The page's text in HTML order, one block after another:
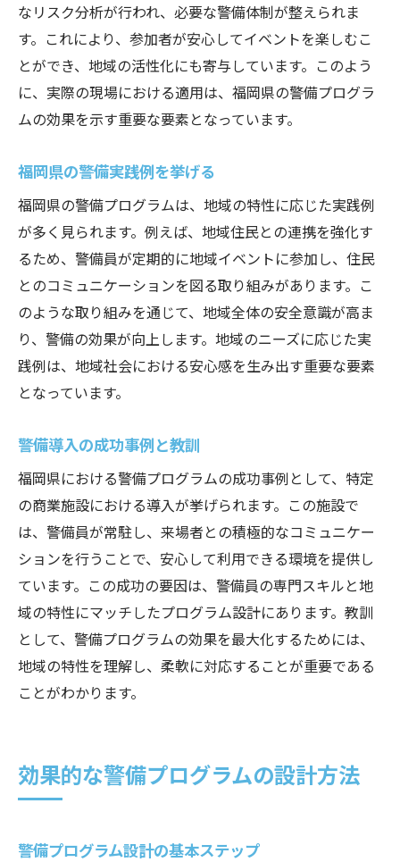
なリスク分析が行われ、必要な警備体制が整えられま
す。これにより、参加者が安心してイベントを楽しむこ
とができ、地域の活性化にも寄与しています。このよう
に、実際の現場における適用は、福岡県の警備プログラ
ムの効果を示す重要な要素となっています。
福岡県の警備実践例を挙げる
福岡県の警備プログラムは、地域の特性に応じた実践例
が多く見られます。例えば、地域住民との連携を強化す
るため、警備員が定期的に地域イベントに参加し、住民
とのコミュニケーションを図る取り組みがあります。こ
のような取り組みを通じて、地域全体の安全意識が高ま
り、警備の効果が向上します。地域のニーズに応じた実
践例は、地域社会における安心感を生み出す重要な要素
となっています。
警備導入の成功事例と教訓
福岡県における警備プログラムの成功事例として、特定
の商業施設における導入が挙げられます。この施設で
は、警備員が常駐し、来場者との積極的なコミュニケー
ションを行うことで、安心して利用できる環境を提供し
ています。この成功の要因は、警備員の専門スキルと地
域の特性にマッチしたプログラム設計にあります。教訓
として、警備プログラムの効果を最大化するためには、
地域の特性を理解し、柔軟に対応することが重要である
ことがわかります。
効果的な警備プログラムの設計方法
警備プログラム設計の基本ステップ